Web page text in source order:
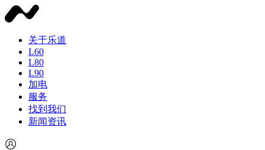
关于乐道
L60
L80
L90
加电
服务
找到我们
新闻资讯